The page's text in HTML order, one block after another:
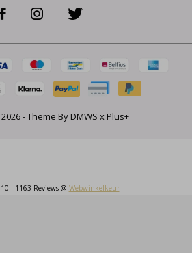
2026- Theme ByDMWS x Plus+
10 - 1163 Reviews @ Webwinkelkeur